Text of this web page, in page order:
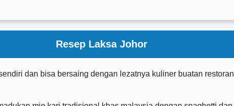
Resep Laksa Johor
dan bisa bersaing dengan lezatnya kuliner buatan restoran